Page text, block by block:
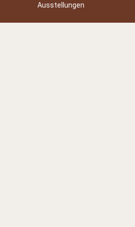
Ausstellungen